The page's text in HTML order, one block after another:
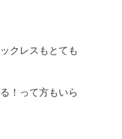
クレスもとても
！って方もいら